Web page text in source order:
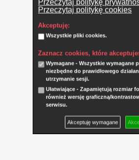
Przeczytaj politykę
Przeczytaj politykę cookies
Akceptuję:
Wszystkie pliki cookies.
Zaznacz cookies, które
Wymagane - Wszystkie wymagane
niezbędne do prawidłowego
utrzymanie sesji.
Ułatwiające - Zapamiętują rozmiar
również wersję graficzną/
serwisu.
Akceptuję wymagane